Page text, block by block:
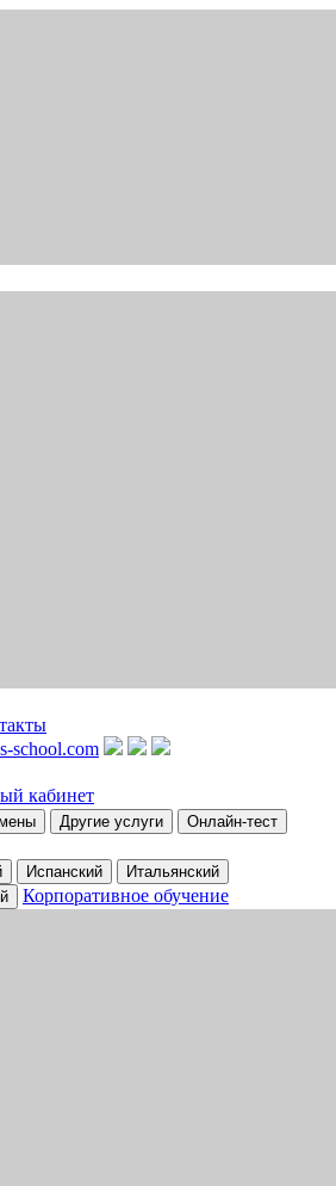
school.com
кабинет
Другие услуги
Онлайн-тест
Испанский
Итальянский
Корпоративное обучение